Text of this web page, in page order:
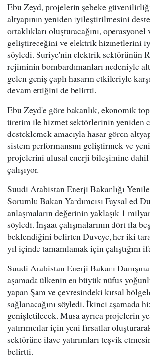
Ebu Zeyd, projelerin şebeke
altyapının yeniden iyileştirilmesini
ortaklıkları oluşturacağını,
geliştireceğini ve elektrik hizmetlerini
söyledi. Suriye'nin elektrik sektörünün
rejiminin bombardımanları nedeniyle
gelen geniş çaplı hasarın etkileriyle
devam ettiğini de belirtti.
Ebu Zeyd'e göre bakanlık, ekonomik
üretim ile hizmet sektörlerinin yeniden
desteklemek amacıyla hasar gören
sistem performansını geliştirmek ve
projelerini ulusal enerji bileşimine
çalışıyor.
Suudi Arabistan Enerji Bakanlığı
Sorumlu Bakan Yardımcısı Faysal ed
anlaşmaların değerinin yaklaşık 1
söyledi. İnşaat çalışmalarının dört ila
beklendiğini belirten Duveyc, her iki
yıl içinde tamamlamak için çalıştığını
Suudi Arabistan Enerji Bakanı
aşamada ülkenin en büyük nüfus
yapan Şam ve çevresindeki kırsal
sağlanacağını söyledi. İkinci aşamada
genişletilecek. Musa ayrıca projelerin
yatırımcılar için yeni fırsatlar
sektörüne ilave yatırımları teşvik
belirtti.